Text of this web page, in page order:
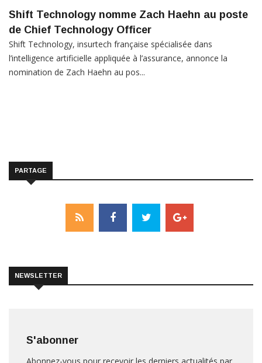
Shift Technology nomme Zach Haehn au poste
de Chief Technology Officer
Shift Technology, insurtech française spécialisée dans
l’intelligence artificielle appliquée à l’assurance, annonce la
nomination de Zach Haehn au pos...
PARTAGE
NEWSLETTER
S'abonner